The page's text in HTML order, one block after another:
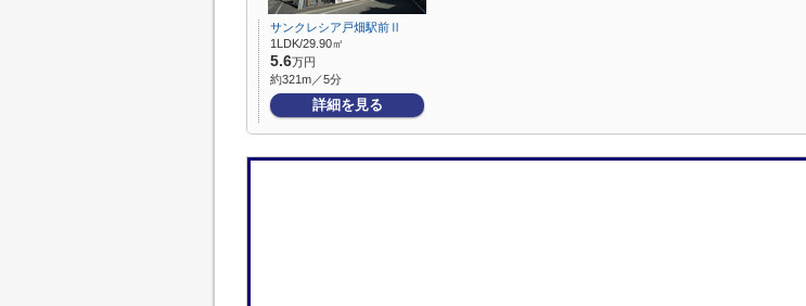
サンクレシア戸畑駅前Ⅱ
1LDK/29.90㎡
5.6万円
約321m／5分
詳細を見る